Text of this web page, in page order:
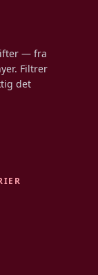
— fra
Filtrer
det